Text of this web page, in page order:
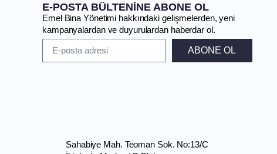
E-POSTA BÜLTENİNE ABONE OL
Emel Bina Yönetimi hakkındaki gelişmelerden, yeni
kampanyalardan ve duyurulardan haberdar ol.
ABONE OL
Sahabiye Mah. Teoman Sok. No:13/C